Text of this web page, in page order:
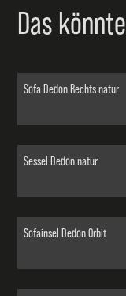
Das
Sofa Dedon Rechts natur
Sessel Dedon natur
Sofainsel Dedon Orbit